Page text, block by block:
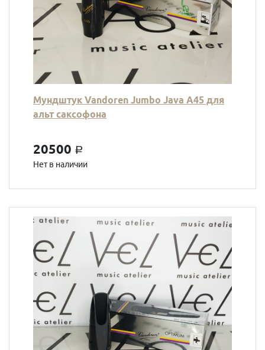
Мундштук Vandoren Jumbo Java A45 для
альт саксофона
20500 a
Нет в наличии